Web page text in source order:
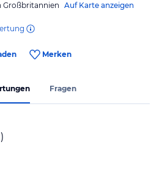
Großbritannien Auf Karte anzeigen
Merken
Fragen
)